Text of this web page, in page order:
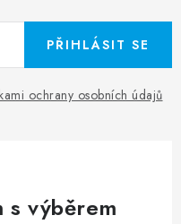
ochrany osobních údajů
PŘIHLÁSIT SE
s výběrem